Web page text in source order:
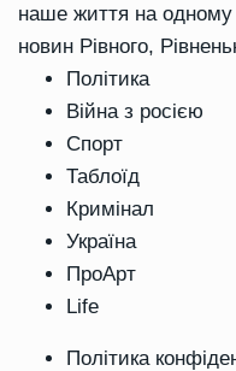
наше життя на одному
новин Рівного,
Політика
Війна з росією
Спорт
Таблоїд
Кримінал
Україна
ПроАрт
Life
Політика